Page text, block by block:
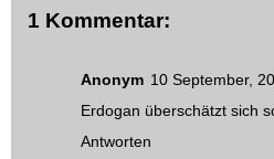
1 Kommentar:
Anonym 10 September,
Erdogan überschätzt sich
Antworten